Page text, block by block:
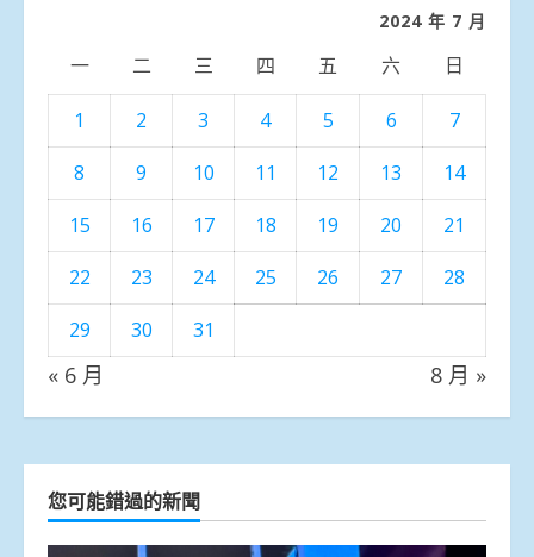
2024 年 7 月
一 二 三 四 五 六 日
1 2 3 4 5 6
7
8
9 10 11 12 13
14
15
16 17 18 19 20
21
22
23 24 25 26 27
28
29
30 31
« 6 月 8 月 »
您可能錯過的新聞